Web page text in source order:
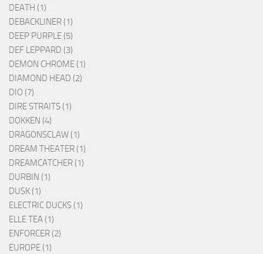
DEATH (1)
DEBACKLINER (1)
DEEP PURPLE (5)
DEF LEPPARD (3)
DEMON CHROME (1)
DIAMOND HEAD (2)
DIO (7)
DIRE STRAITS (1)
DOKKEN (4)
DRAGONSCLAW (1)
DREAM THEATER (1)
DREAMCATCHER (1)
DURBIN (1)
DUSK (1)
ELECTRIC DUCKS (1)
ELLE TEA (1)
ENFORCER (2)
EUROPE (1)